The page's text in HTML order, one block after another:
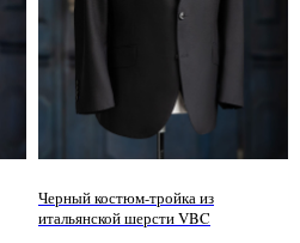
Черный костюм-тройка из
итальянской шерсти VBC